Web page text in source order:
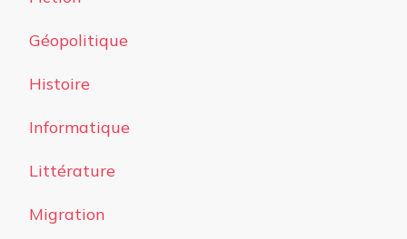
Géopolitique
Histoire
Informatique
Littérature
Migration